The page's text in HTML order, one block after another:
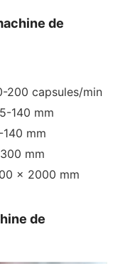
de
200 capsules/min
140 mm
mm
mm
× 2000 mm
de